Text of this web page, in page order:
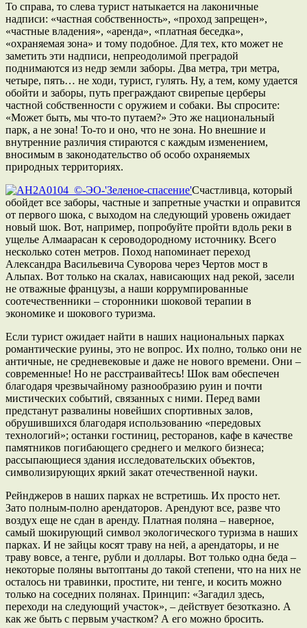
То справа, то слева турист натыкается на лаконичные
надписи: «частная собственность», «проход запрещен»,
«частные владения», «аренда», «платная беседка»,
«охраняемая зона» и тому подобное. Для тех, кто может не
заметить эти надписи, непреодолимой преградой
поднимаются из недр земли заборы. Два метра, три метра,
четыре, пять… не ходи, турист, гулять. Ну, а тем, кому удается
обойти и заборы, путь преграждают свирепые церберы
частной собственности с оружием и собаки. Вы спросите:
«Может быть, мы что-то путаем?» Это же национальный
парк, а не зона! То-то и оно, что не зона. Но внешние и
внутренние различия стираются с каждым изменением,
вносимым в законодательство об особо охраняемых
природных территориях.
Счастливца, который
обойдет все заборы, частные и запретные участки и оправится
от первого шока, с выходом на следующий уровень ожидает
новый шок. Вот, например, попробуйте пройти вдоль реки в
ущелье Алмаарасан к сероводородному источнику. Всего
несколько сотен метров. Поход напоминает переход
Александра Васильевича Суворова через Чертов мост в
Альпах. Вот только на скалах, нависающих над рекой, засели
не отважные французы, а наши коррумпированные
соотечественники – сторонники шоковой терапии в
экономике и шокового туризма.
Если турист ожидает найти в наших национальных парках
романтические руины, это не вопрос. Их полно, только они не
античные, не средневековые и даже не нового времени. Они –
современные! Но не расстраивайтесь! Шок вам обеспечен
благодаря чрезвычайному разнообразию руин и почти
мистических событий, связанных с ними. Перед вами
предстанут развалины новейших спортивных залов,
обрушившихся благодаря использованию «передовых
технологий»; останки гостиниц, ресторанов, кафе в качестве
памятников погибающего среднего и мелкого бизнеса;
рассыпающиеся здания исследовательских объектов,
символизирующих яркий закат отечественной науки.
Рейнджеров в наших парках не встретишь. Их просто нет.
Зато полным-полно арендаторов. Арендуют все, разве что
воздух еще не сдан в аренду. Платная поляна – наверное,
самый шокирующий символ экологического туризма в наших
парках. И не зайцы косят траву на ней, а арендаторы, и не
траву вовсе, а тенге, рубли и доллары. Вот только одна беда –
некоторые поляны вытоптаны до такой степени, что на них не
осталось ни травинки, простите, ни тенге, и косить можно
только на соседних полянах. Принцип: «Загадил здесь,
переходи на следующий участок», – действует безотказно. А
как же быть с первым участком? А его можно бросить.